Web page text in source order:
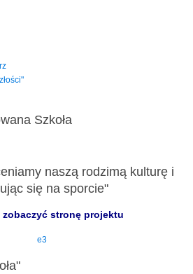
Szkoła
naszą rodzimą kulturę i
się na sporcie"
stronę projektu